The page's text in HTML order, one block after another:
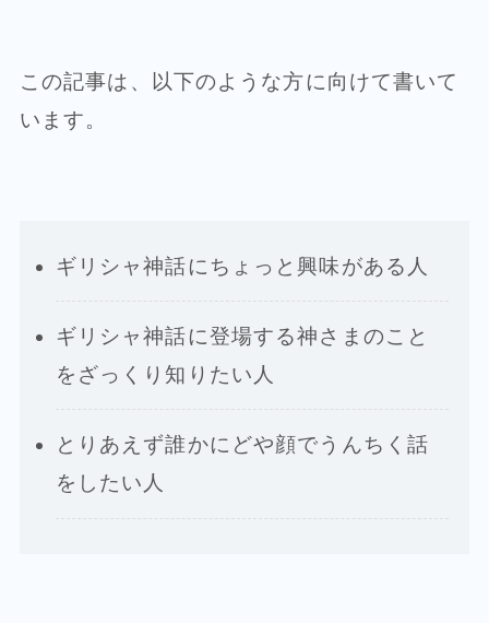
この記事は、以下のような方に向けて書いて
います。
ギリシャ神話にちょっと興味がある人
ギリシャ神話に登場する神さまのこと
をざっくり知りたい人
とりあえず誰かにどや顔でうんちく話
をしたい人